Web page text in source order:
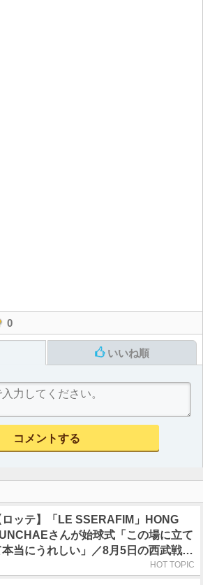
0
いいね順
ロッテ】「LE SSERAFIM」HONG
さんが始球式「この場に立て
本当にうれしい」／8月5日の西武戦
HOT TOPIC